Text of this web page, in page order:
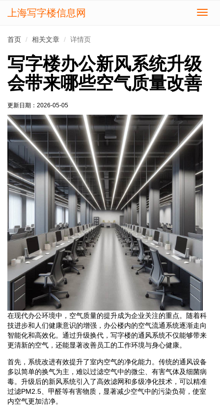
切
上海写字楼信息网
首页 相关文章 详情页
写字楼办公新风系统升级
会带来哪些空气质量改善
更新日期： 2026-05-05
在现代办公环境中，空气质量的提升成为企业关注的重点。随着科
技进步和人们健康意识的增强，办公楼内的空气流通系统逐渐走向
智能化和高效化。通过升级换代，写字楼的通风系统不仅能够带来
更清新的空气，还能显著改善员工的工作环境与身心健康。
首先，系统改进有效提升了室内空气的净化能力。传统的通风设备
多以简单的换气为主，难以过滤空气中的微尘、有害气体及细菌病
毒。升级后的新风系统引入了高效滤网和多级净化技术，可以精准
过滤PM2.5、甲醛等有害物质，显著减少空气中的污染负荷，使室
内空气更加洁净。